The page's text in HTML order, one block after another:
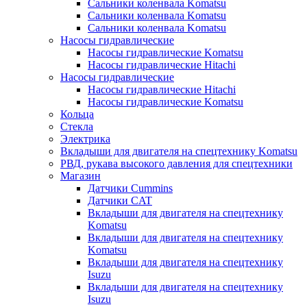
Сальники коленвала Komatsu
Сальники коленвала Komatsu
Сальники коленвала Komatsu
Насосы гидравлические
Насосы гидравлические Komatsu
Насосы гидравлические Hitachi
Насосы гидравлические
Насосы гидравлические Hitachi
Насосы гидравлические Komatsu
Кольца
Стекла
Электрика
Вкладыши для двигателя на спецтехнику Komatsu
РВД, рукава высокого давления для спецтехники
Магазин
Датчики Cummins
Датчики CAT
Вкладыши для двигателя на спецтехнику
Komatsu
Вкладыши для двигателя на спецтехнику
Komatsu
Вкладыши для двигателя на спецтехнику
Isuzu
Вкладыши для двигателя на спецтехнику
Isuzu